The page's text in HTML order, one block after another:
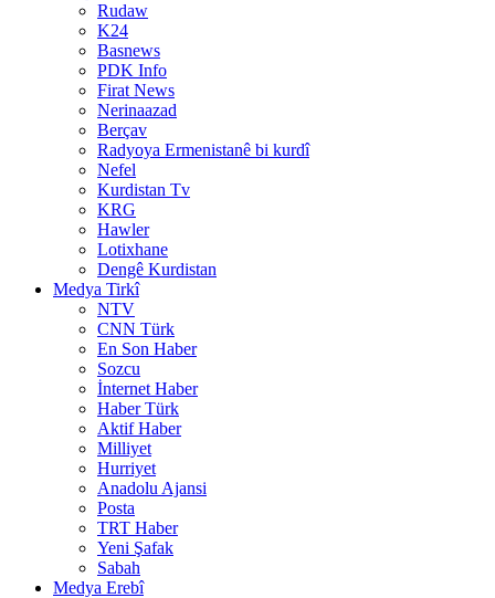
Rudaw
K24
Basnews
PDK Info
Firat News
Nerinaazad
Berçav
Radyoya Ermenistanê bi kurdî
Nefel
Kurdistan Tv
KRG
Hawler
Lotixhane
Dengê Kurdistan
Medya Tirkî
NTV
CNN Türk
En Son Haber
Sozcu
İnternet Haber
Haber Türk
Aktif Haber
Milliyet
Hurriyet
Anadolu Ajansi
Posta
TRT Haber
Yeni Şafak
Sabah
Medya Erebî